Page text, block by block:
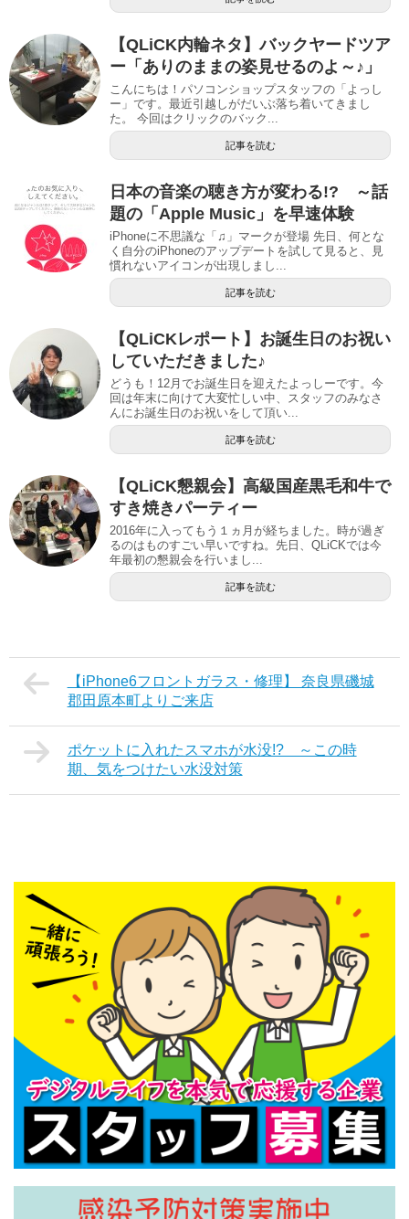
【QLiCK内輪ネタ】バックヤードツア
ー「ありのままの姿見せるのよ～♪」
こんにちは！パソコンショップスタッフの「よっし
ー」です。最近引越しがだいぶ落ち着いてきまし
た。 今回はクリックのバック...
記事を読む
日本の音楽の聴き方が変わる!? ～話
題の「Apple Music」を早速体験
iPhoneに不思議な「♫」マークが登場 先日、何とな
く自分のiPhoneのアップデートを試して見ると、見
慣れないアイコンが出現しまし...
記事を読む
【QLiCKレポート】お誕生日のお祝い
していただきました♪
どうも！12月でお誕生日を迎えたよっしーです。今
回は年末に向けて大変忙しい中、スタッフのみなさ
んにお誕生日のお祝いをして頂い...
記事を読む
【QLiCK懇親会】高級国産黒毛和牛で
すき焼きパーティー
2016年に入ってもう１ヵ月が経ちました。時が過ぎ
るのはものすごい早いですね。先日、QLiCKでは今
年最初の懇親会を行いまし...
記事を読む
【iPhone6フロントガラス・修理】 奈良県磯城
郡田原本町よりご来店
ポケットに入れたスマホが水没!? ～この時
期、気をつけたい水没対策